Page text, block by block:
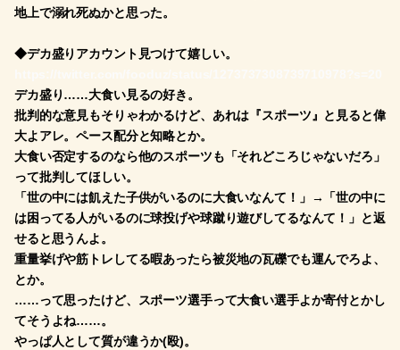
地上で溺れ死ぬかと思った。
◆デカ盛りアカウント見つけて嬉しい。
デカ盛り……大食い見るの好き。
批判的な意見もそりゃわかるけど、あれは『スポーツ』と見ると偉
大よアレ。ペース配分と知略とか。
大食い否定するのなら他のスポーツも「それどころじゃないだろ」
って批判してほしい。
「世の中には飢えた子供がいるのに大食いなんて！」→「世の中に
は困ってる人がいるのに球投げや球蹴り遊びしてるなんて！」と返
せると思うんよ。
重量挙げや筋トレしてる暇あったら被災地の瓦礫でも運んでろよ、
とか。
……って思ったけど、スポーツ選手って大食い選手よか寄付とかし
てそうよね……。
やっぱ人として質が違うか(殴)。